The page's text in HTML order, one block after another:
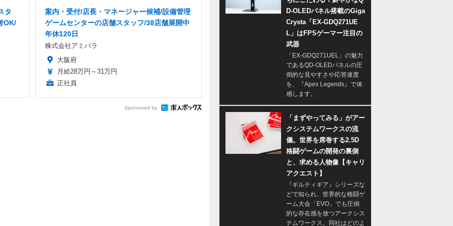
タ
OK/
案内・受付/店長・マネージャー候補/設備管理
ゲームセンターの店舗スタッフ/38店舗展開中
年休120日
株式会社アミパラ
大阪府
月給28万円～31万円
正社員
Sponsored by
D-OLEDパネル搭載のGiga
Crysta「EX-GDQ271UE
L」はFPSゲーマー注目の
武器
「EX-GDQ271UEL」の魅力
であるQD-OLEDパネルの圧
倒的な見やすさや応答速度
を、『Apex Legends』で体
感します。
「まずやってみる」がアー
クシステムワークスの流
儀。世界を席巻する2.5D
格闘ゲームの開発の裏側
と、求める人物像【キャリ
アクエスト】
『ギルティギア』シリーズな
どで知られ、世界的な格闘ゲ
ーム大会「EVO」でも圧倒
的な存在感を放つアークシス
テムワークス。同社はどのよ